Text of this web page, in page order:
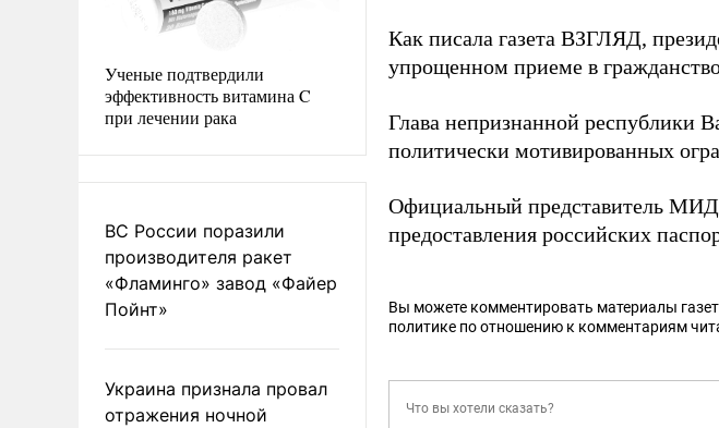
Ученые подтвердили
эффективность витамина C
при лечении рака
ВС России поразили
производителя ракет
«Фламинго» завод «Файер
Пойнт»
Украина признала провал
отражения ночной
Как писала газета ВЗГЛЯД,
упрощенном приеме в
Глава непризнанной республики
политически мотивированных
Официальный представитель
предоставления российских
Вы можете комментировать материалы
политике по отношению к комментариям